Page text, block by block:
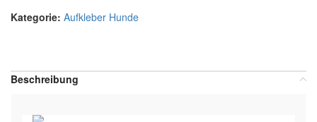
Kategorie: Aufkleber Hunde
Beschreibung